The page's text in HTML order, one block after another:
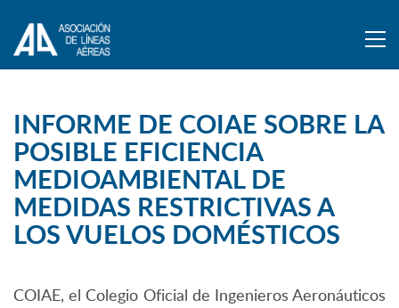
INFORME DE COIAE SOBRE LA
POSIBLE EFICIENCIA
MEDIOAMBIENTAL DE
MEDIDAS RESTRICTIVAS A
LOS VUELOS DOMÉSTICOS
COIAE, el Colegio Oficial de Ingenieros Aeronáuticos